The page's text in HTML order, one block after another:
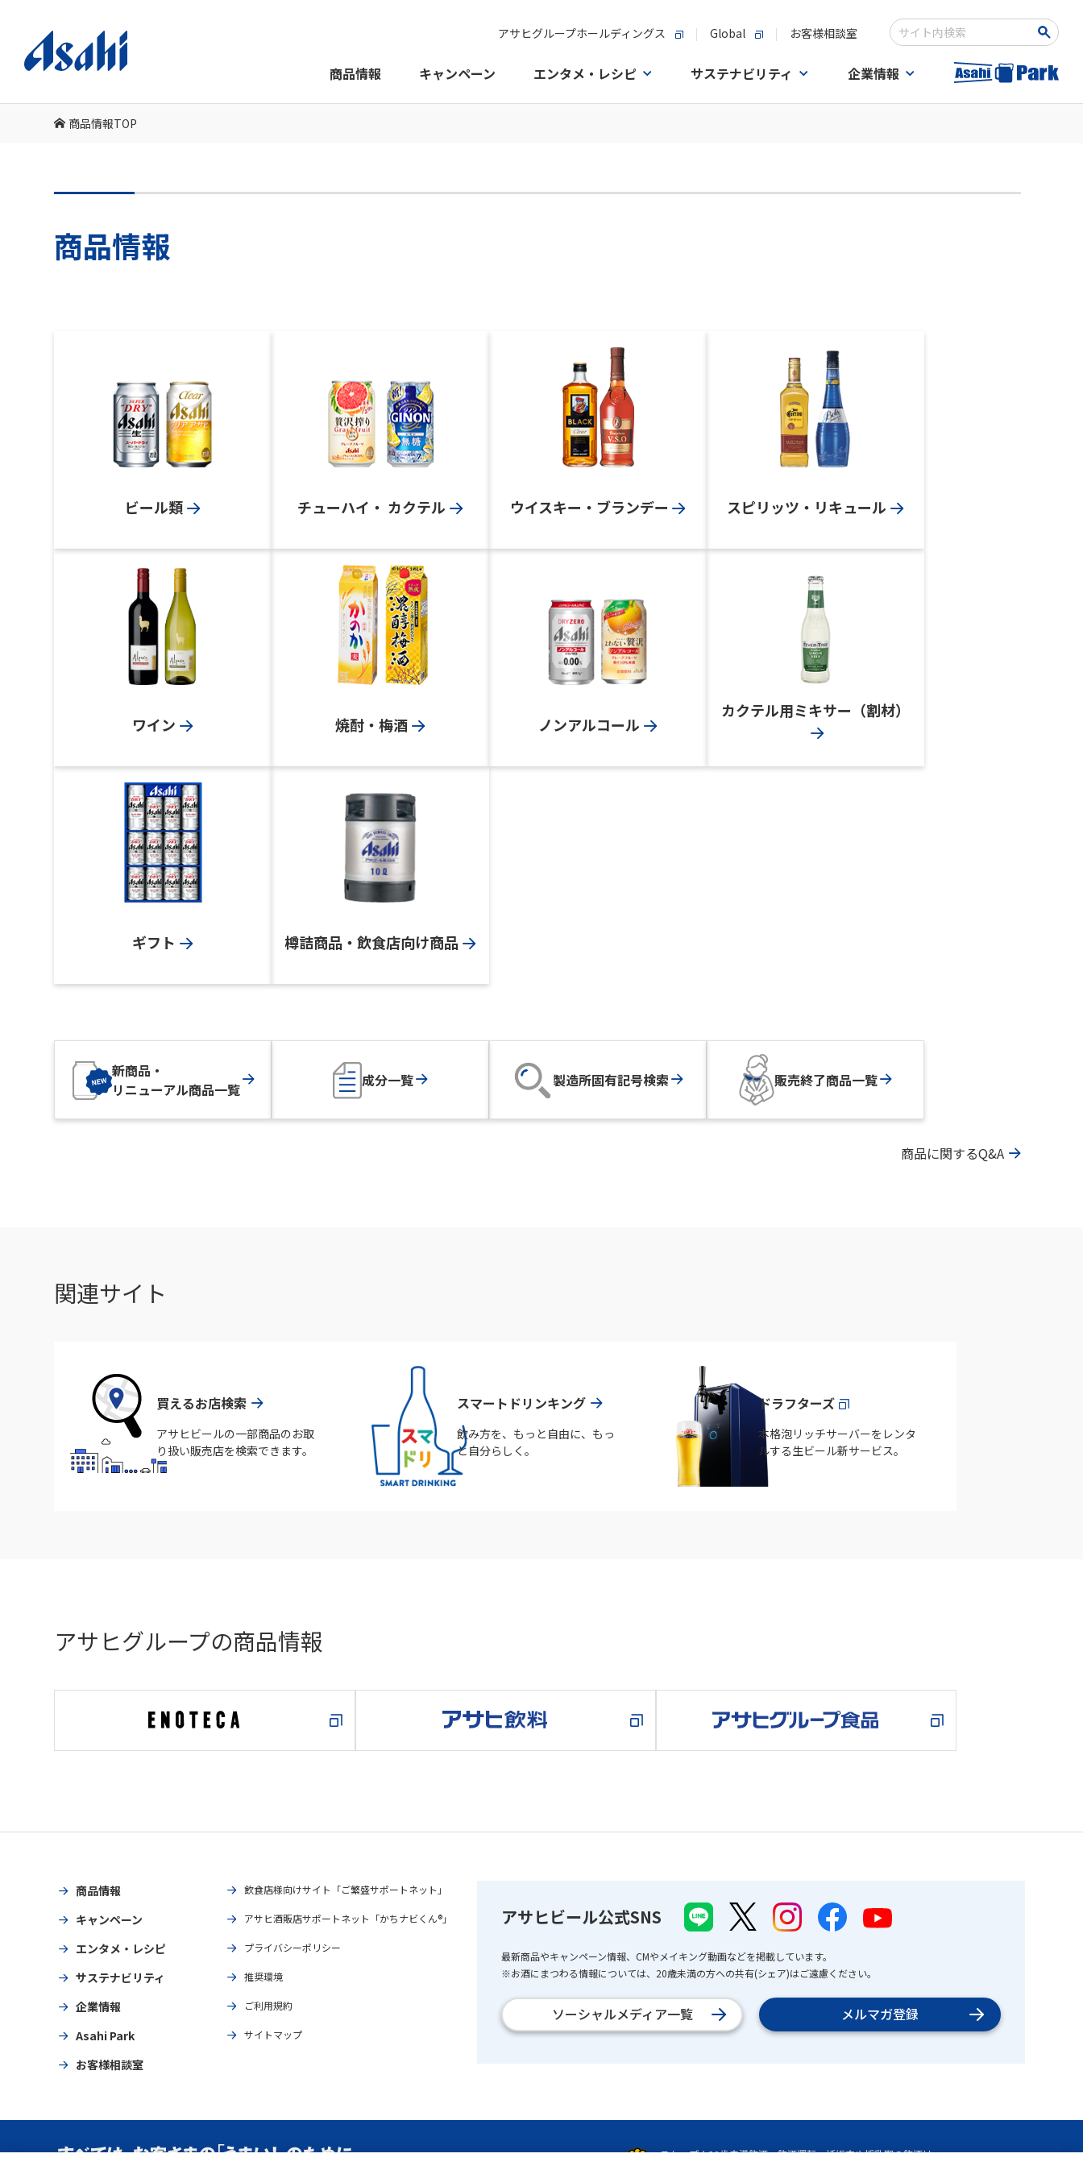
アサヒグループホールディングス Global お客様相談室
Write your search query here
商品情報
キャンペーン エンタメ・レシピ サステナビリティ 企業情報
商品情報TOP
商品情報
ビール類 チューハイ・ カクテル ウイスキー・ ブランデー スピリッツ・ リキュール
ワイン 焼酎・梅酒 ノンアルコール
カクテル用ミキサー（割材）
ギフト 樽詰商品・飲食店向け商品
新商品・
リニューアル商品一覧
成分一覧 製造所固有記号検索 販売終了商品一覧
商品に関するQ&A
関連サイト
買えるお店検索
アサヒビールの一部商品のお取
り扱い販売店を検索できます。
スマートドリンキング
飲み方を、もっと自由に、もっ
と自分らしく。
ドラフターズ
本格泡リッチサーバーをレンタ
ルする生ビール新サービス。
アサヒグループの商品情報
商品情報
キャンペーン
エンタメ・レシピ
サステナビリティ
企業情報
Asahi Park
お客様相談室
飲食店様向けサイト「ご繁盛サポートネット」
アサヒ酒販店サポートネット「かちナビくん®」
プライバシーポリシー
推奨環境
ご利用規約
サイトマップ
アサヒビール公式SNS
最新商品やキャンペーン情報、CMやメイキング動画などを掲載しています。
※お酒にまつわる情報については、20歳未満の方への共有(シェア)はご遠慮ください。
ソーシャルメディア一覧 メルマガ登録